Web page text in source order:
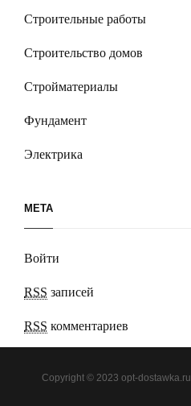
Строительные работы
Строительство домов
Стройматериалы
Фундамент
Электрика
МЕТА
Войти
RSS записей
RSS комментариев
Copyright © 2023 opt-dostawka.ru